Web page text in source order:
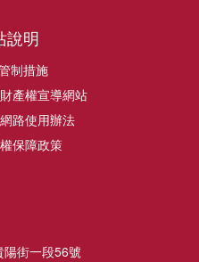
說明
制措施
產權宣導網站
路使用辦法
保障政策
陽街一段56號